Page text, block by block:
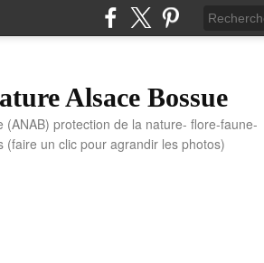
Alsace Bossue
protection de la nature- flore-faune-
un clic pour agrandir les photos)